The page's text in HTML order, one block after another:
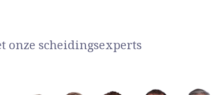
onze scheidingsexperts